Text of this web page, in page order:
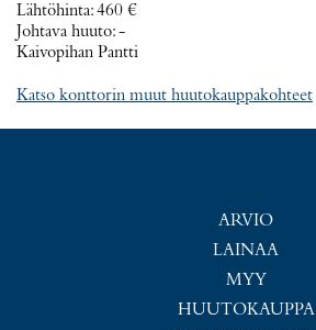
Lähtöhinta:460 €
Johtava huuto:-
Kaivopihan Pantti
Katso konttorin muut huutokauppakohteet
ARVIO
LAINAA
MYY
HUUTOKAUPPA